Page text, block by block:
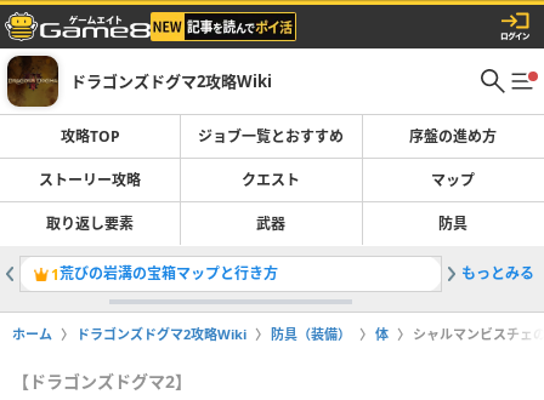
ドラゴンズドグマ2攻略Wiki
攻略TOP ジョブ一覧とおすすめ 序盤の進め方
ストーリー攻略 クエスト マップ
取り返し要素 武器 防具
1荒びの岩溝の宝箱マップと行き方 2倉庫の
もっとみる
ホーム ドラゴンズドグマ2攻略Wiki 防具（装備） 体 シャルマンビスチェ
【ドラゴンズドグマ2】